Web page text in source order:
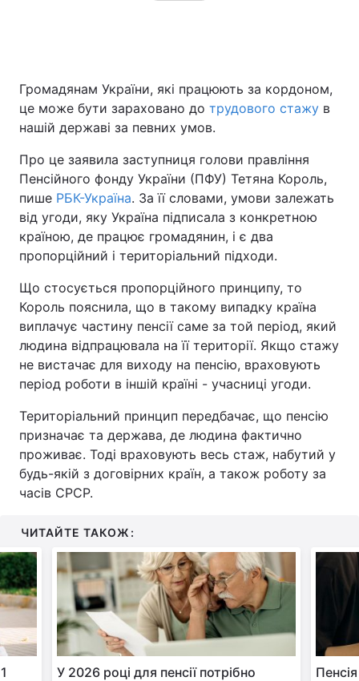
Громадянам України, які працюють за кордоном,
це може бути зараховано до трудового стажу в
нашій державі за певних умов.
Про це заявила заступниця голови правління
Пенсійного фонду України (ПФУ) Тетяна Король,
пише РБК-Україна. За її словами, умови залежать
від угоди, яку Україна підписала з конкретною
країною, де працює громадянин, і є два
пропорційний і територіальний підходи.
Що стосується пропорційного принципу, то
Король пояснила, що в такому випадку країна
виплачує частину пенсії саме за той період, який
людина відпрацювала на її території. Якщо стажу
не вистачає для виходу на пенсію, враховують
період роботи в іншій країні - учасниці угоди.
Територіальний принцип передбачає, що пенсію
призначає та держава, де людина фактично
проживає. Тоді враховують весь стаж, набутий у
будь-якій з договірних країн, а також роботу за
часів СРСР.
ЧИТАЙТЕ ТАКОЖ:
У 2026 році для пенсії потрібно